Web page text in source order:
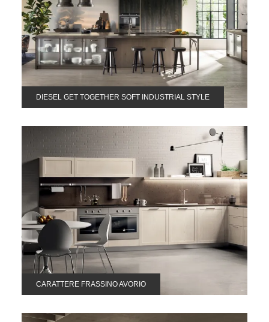
DIESEL GET TOGETHER SOFT INDUSTRIAL STYLE
CARATTERE FRASSINO AVORIO